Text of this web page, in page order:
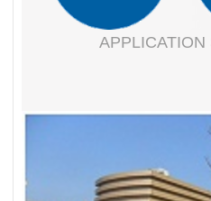
APPLICATION